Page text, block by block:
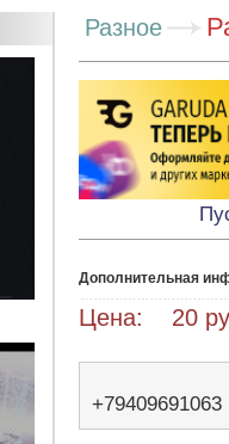
Разное
Дополнительная
Цена: 20
+79409691063